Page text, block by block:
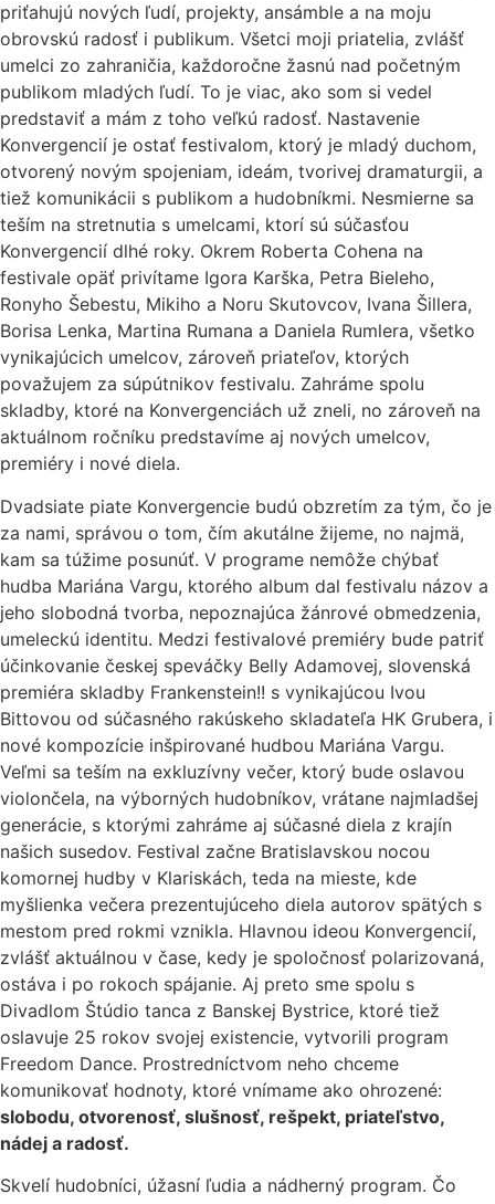
priťahujú nových ľudí, projekty, ansámble a na moju
obrovskú radosť i publikum. Všetci moji priatelia, zvlášť
umelci zo zahraničia, každoročne žasnú nad početným
publikom mladých ľudí. To je viac, ako som si vedel
predstaviť a mám z toho veľkú radosť. Nastavenie
Konvergencií je ostať festivalom, ktorý je mladý duchom,
otvorený novým spojeniam, ideám, tvorivej dramaturgii, a
tiež komunikácii s publikom a hudobníkmi. Nesmierne sa
teším na stretnutia s umelcami, ktorí sú súčasťou
Konvergencií dlhé roky. Okrem Roberta Cohena na
festivale opäť privítame Igora Karška, Petra Bieleho,
Ronyho Šebestu, Mikiho a Noru Skutovcov, Ivana Šillera,
Borisa Lenka, Martina Rumana a Daniela Rumlera, všetko
vynikajúcich umelcov, zároveň priateľov, ktorých
považujem za súpútnikov festivalu. Zahráme spolu
skladby, ktoré na Konvergenciách už zneli, no zároveň na
aktuálnom ročníku predstavíme aj nových umelcov,
premiéry i nové diela.
Dvadsiate piate Konvergencie budú obzretím za tým, čo je
za nami, správou o tom, čím akutálne žijeme, no najmä,
kam sa túžime posunúť. V programe nemôže chýbať
hudba Mariána Vargu, ktorého album dal festivalu názov a
jeho slobodná tvorba, nepoznajúca žánrové obmedzenia,
umeleckú identitu. Medzi festivalové premiéry bude patriť
účinkovanie českej speváčky Belly Adamovej, slovenská
premiéra skladby Frankenstein!! s vynikajúcou Ivou
Bittovou od súčasného rakúskeho skladateľa HK Grubera, i
nové kompozície inšpirované hudbou Mariána Vargu.
Veľmi sa teším na exkluzívny večer, ktorý bude oslavou
violončela, na výborných hudobníkov, vrátane najmladšej
generácie, s ktorými zahráme aj súčasné diela z krajín
našich susedov. Festival začne Bratislavskou nocou
komornej hudby v Klariskách, teda na mieste, kde
myšlienka večera prezentujúceho diela autorov spätých s
mestom pred rokmi vznikla. Hlavnou ideou Konvergencií,
zvlášť aktuálnou v čase, kedy je spoločnosť polarizovaná,
ostáva i po rokoch spájanie. Aj preto sme spolu s
Divadlom Štúdio tanca z Banskej Bystrice, ktoré tiež
oslavuje 25 rokov svojej existencie, vytvorili program
Freedom Dance. Prostredníctvom neho chceme
komunikovať hodnoty, ktoré vnímame ako ohrozené:
slobodu, otvorenosť, slušnosť, rešpekt, priateľstvo,
nádej a radosť.
Skvelí hudobníci, úžasní ľudia a nádherný program. Čo